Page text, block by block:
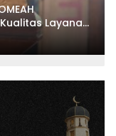
Layanan